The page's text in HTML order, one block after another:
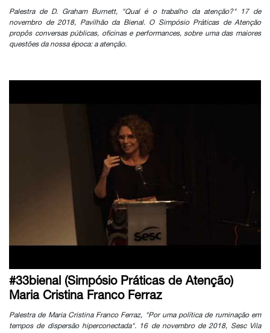
Palestra de D. Graham Burnett, "Qual é o trabalho da atenção?" 17 de
novembro de 2018, Pavilhão da Bienal. O Simpósio Práticas de Atenção
propôs conversas públicas, oficinas e performances, sobre uma das maiores
questões da nossa época: a atenção.
#33bienal (Simpósio Práticas de Atenção)
Maria Cristina Franco Ferraz
Palestra de Maria Cristina Franco Ferraz, "Por uma política de ruminação em
tempos de dispersão hiperconectada". 16 de novembro de 2018, Sesc Vila